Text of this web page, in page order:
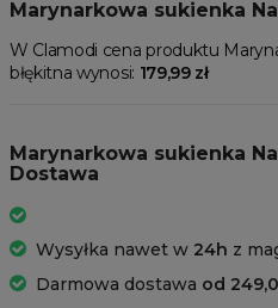
Marynarkowa sukienka
W Clamodi cena produktu
błękitna wynosi: 179,99 zł
Marynarkowa sukienka
Dostawa
Wysyłka nawet w 24h z
Darmowa dostawa od